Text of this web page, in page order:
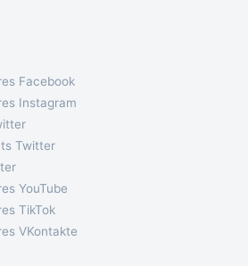
Facebook
Instagram
Twitter
YouTube
TikTok
VKontakte